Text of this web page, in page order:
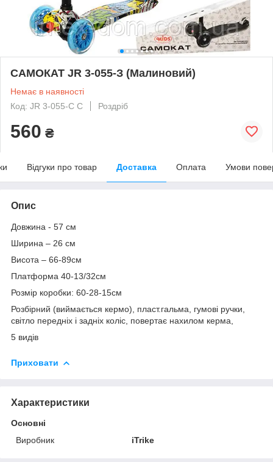
САМОКАТ JR 3-055-З (Малиновий)
Немає в наявності
Код: JR 3-055-C C
Роздріб
560 ₴
Відгуки про товар Доставка Оплата Умови
Опис
Довжина - 57 см
Ширина – 26 см
Висота – 66-89см
Платформа 40-13/32см
Розмір коробки: 60-28-15см
Розбірний (виймається кермо), пласт.гальма, гумові ручки,
світло передніх і задніх коліс, повертає нахилом керма,
5 видів
Приховати
Характеристики
Основні
Виробник
iTrike